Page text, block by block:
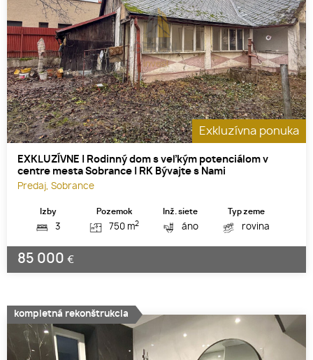
Exkluzívna ponuka
EXKLUZÍVNE | Rodinný dom s veľkým potenciálom v
centre mesta Sobrance | RK Bývajte s Nami
Predaj, Sobrance
Izby
3
Pozemok
750 m2
Inž. siete
áno
Typ zeme
rovina
85 000 €
kompletná rekonštrukcia